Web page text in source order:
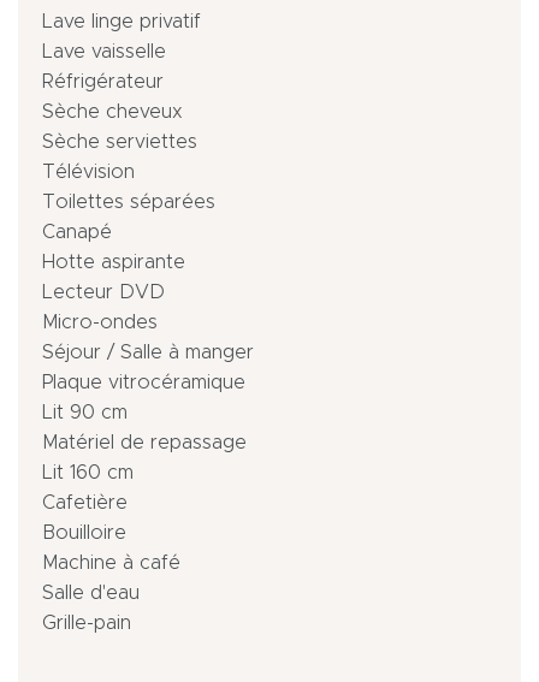
Lave linge privatif
Lave vaisselle
Réfrigérateur
Sèche cheveux
Sèche serviettes
Télévision
Toilettes séparées
Canapé
Hotte aspirante
Lecteur DVD
Micro-ondes
Séjour / Salle à manger
Plaque vitrocéramique
Lit 90 cm
Matériel de repassage
Lit 160 cm
Cafetière
Bouilloire
Machine à café
Salle d'eau
Grille-pain